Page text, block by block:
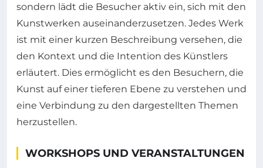
sondern lädt die Besucher aktiv ein, sich mit den
Kunstwerken auseinanderzusetzen. Jedes Werk
ist mit einer kurzen Beschreibung versehen, die
den Kontext und die Intention des Künstlers
erläutert. Dies ermöglicht es den Besuchern, die
Kunst auf einer tieferen Ebene zu verstehen und
eine Verbindung zu den dargestellten Themen
herzustellen.
WORKSHOPS UND VERANSTALTUNGEN